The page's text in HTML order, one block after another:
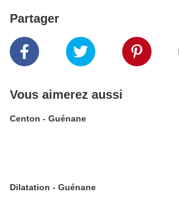
Partager
Vous aimerez aussi
Centon - Guénane
Dilatation - Guénane